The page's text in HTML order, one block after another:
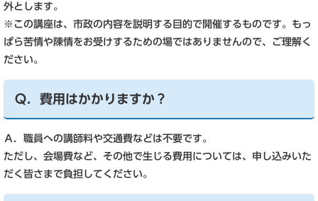
外とします。
※この講座は、市政の内容を説明する目的で開催するものです。もっ
ぱら苦情や陳情をお受けするための場ではありませんので、ご理解く
ださい。
Ｑ．費用はかかりますか？
Ａ．職員への講師料や交通費などは不要です。
ただし、会場費など、その他で生じる費用については、申し込みいた
だく皆さまで負担してください。